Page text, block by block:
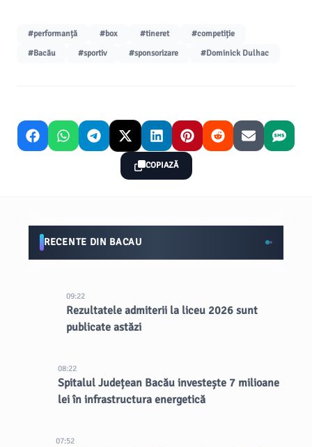
#performanță #box #tineret
#competiție
#Bacău
#sportiv #sponsorizare #Dominick Dulhac
COPIAZĂ
RECENTE DIN BACAU
09:22
Rezultatele admiterii la liceu 2026 sunt
publicate astăzi
08:22
Spitalul Județean Bacău investește 7 milioane
lei în infrastructura energetică
07:52